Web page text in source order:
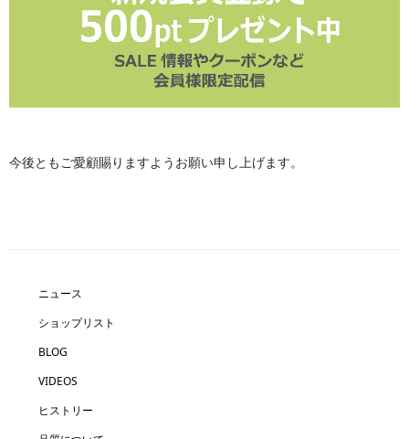
今後ともご愛顧賜りますようお願い申し上げます。
ニュース
ショップリスト
BLOG
VIDEOS
ヒストリー